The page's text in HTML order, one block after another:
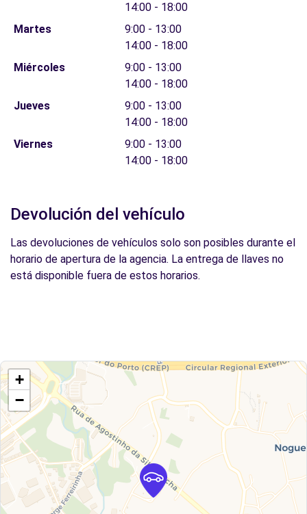
14:00 - 18:00
Martes
9:00 - 13:00
14:00 - 18:00
Miércoles
9:00 - 13:00
14:00 - 18:00
Jueves
9:00 - 13:00
14:00 - 18:00
Viernes
9:00 - 13:00
14:00 - 18:00
Devolución del vehículo
Las devoluciones de vehículos solo son posibles durante el
horario de apertura de la agencia. La entrega de llaves no
está disponible fuera de estos horarios.
+
−